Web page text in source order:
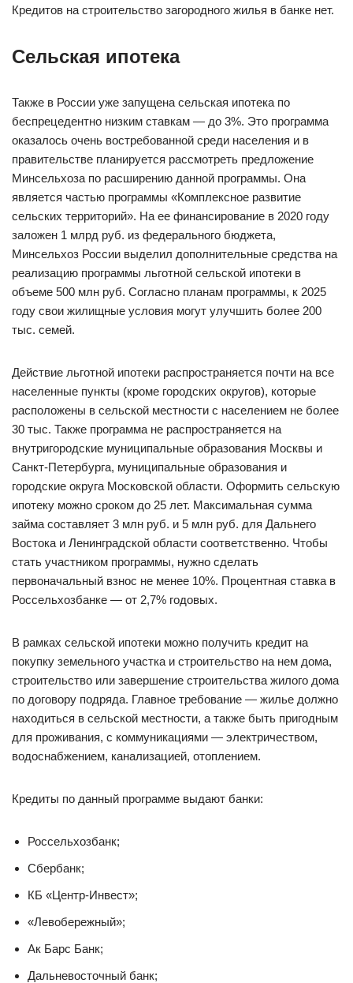
Кредитов на строительство загородного жилья в банке нет.
Сельская ипотека
Также в России уже запущена сельская ипотека по
беспрецедентно низким ставкам — до 3%. Это программа
оказалось очень востребованной среди населения и в
правительстве планируется рассмотреть предложение
Минсельхоза по расширению данной программы. Она
является частью программы «Комплексное развитие
сельских территорий». На ее финансирование в 2020 году
заложен 1 млрд руб. из федерального бюджета,
Минсельхоз России выделил дополнительные средства на
реализацию программы льготной сельской ипотеки в
объеме 500 млн руб. Согласно планам программы, к 2025
году свои жилищные условия могут улучшить более 200
тыс. семей.
Действие льготной ипотеки распространяется почти на все
населенные пункты (кроме городских округов), которые
расположены в сельской местности с населением не более
30 тыс. Также программа не распространяется на
внутригородские муниципальные образования Москвы и
Санкт-Петербурга, муниципальные образования и
городские округа Московской области. Оформить сельскую
ипотеку можно сроком до 25 лет. Максимальная сумма
займа составляет 3 млн руб. и 5 млн руб. для Дальнего
Востока и Ленинградской области соответственно. Чтобы
стать участником программы, нужно сделать
первоначальный взнос не менее 10%. Процентная ставка в
Россельхозбанке — от 2,7% годовых.
В рамках сельской ипотеки можно получить кредит на
покупку земельного участка и строительство на нем дома,
строительство или завершение строительства жилого дома
по договору подряда. Главное требование — жилье должно
находиться в сельской местности, а также быть пригодным
для проживания, с коммуникациями — электричеством,
водоснабжением, канализацией, отоплением.
Кредиты по данный программе выдают банки:
Россельхозбанк;
Сбербанк;
КБ «Центр-Инвест»;
«Левобережный»;
Ак Барс Банк;
Дальневосточный банк;